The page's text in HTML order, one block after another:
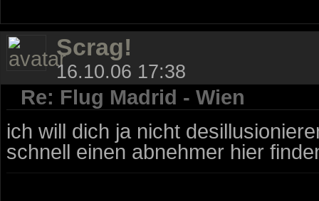
Scrag!
16.10.06 17:38
Re: Flug Madrid - Wien
ich will dich ja nicht
schnell einen abnehmer hier